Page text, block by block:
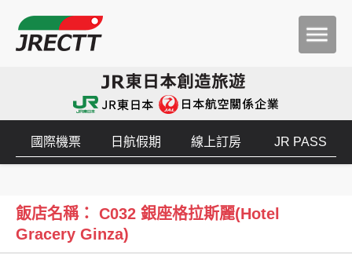
國際機票 日航假期 線上訂房 JR PASS
飯店名稱： C032 銀座格拉斯麗(Hotel
Gracery Ginza)